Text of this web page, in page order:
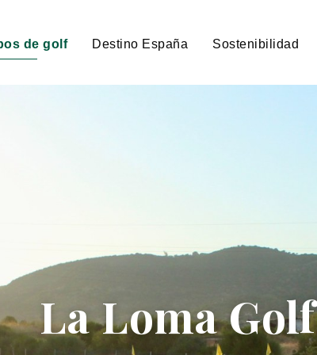
de golf Destino España Sostenibilidad
La Loma Golf